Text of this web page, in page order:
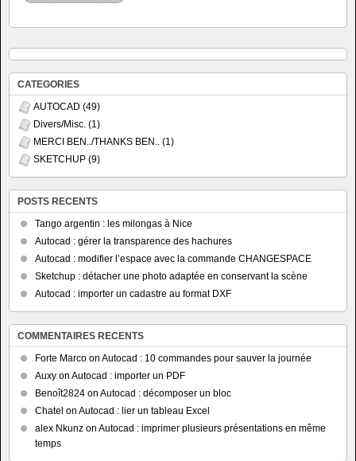
CATEGORIES
AUTOCAD (49)
Divers/Misc. (1)
MERCI BEN../THANKS BEN.. (1)
SKETCHUP (9)
POSTS RECENTS
Tango argentin : les milongas à Nice
Autocad : gérer la transparence des hachures
Autocad : modifier l’espace avec la commande CHANGESPACE
Sketchup : détacher une photo adaptée en conservant la scène
Autocad : importer un cadastre au format DXF
COMMENTAIRES RECENTS
Forte Marco on Autocad : 10 commandes pour sauver la journée
Auxy on Autocad : importer un PDF
Benoît2824 on Autocad : décomposer un bloc
Chatel on Autocad : lier un tableau Excel
alex Nkunz on Autocad : imprimer plusieurs présentations en même
temps